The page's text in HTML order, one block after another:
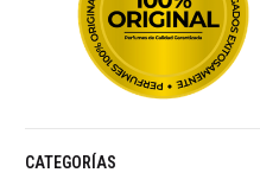
CATEGORÍAS